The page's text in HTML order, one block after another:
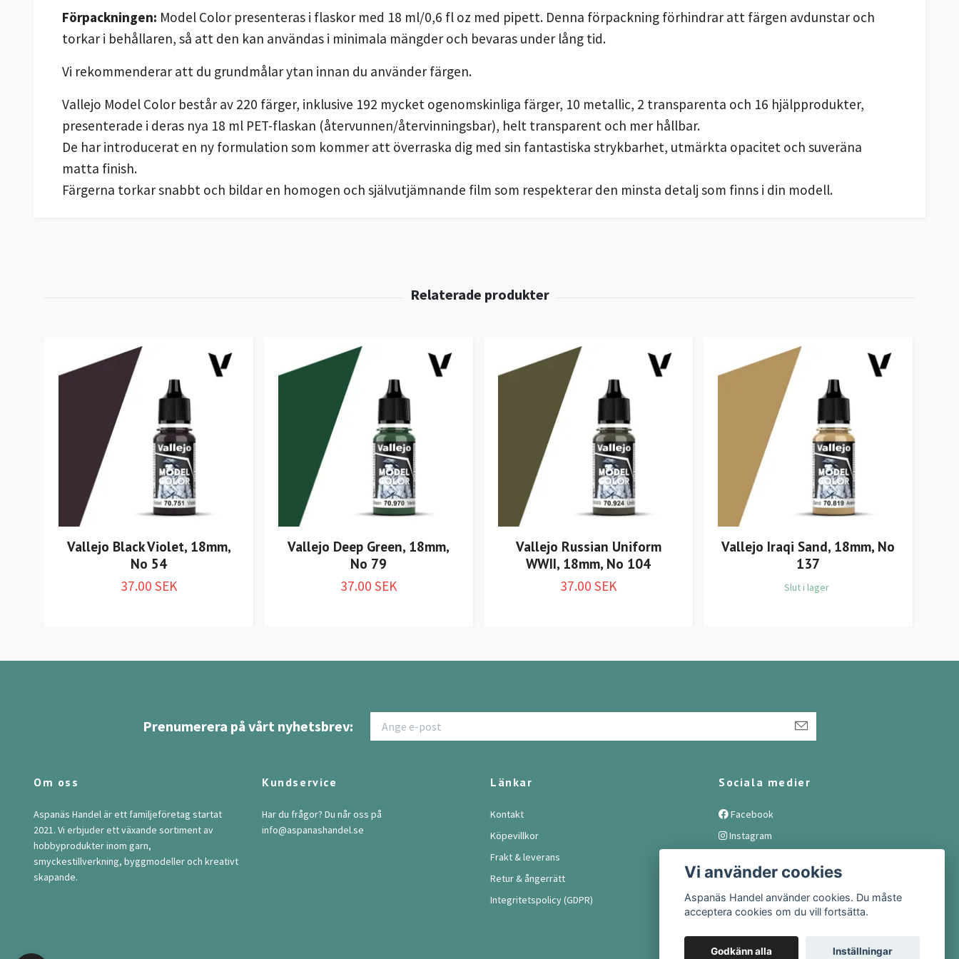
Förpackningen: Model Color presenteras i flaskor med 18 ml/0,6 fl oz med pipett. Denna förpackning förhindrar att färgen avdunstar och
torkar i behållaren, så att den kan användas i minimala mängder och bevaras under lång tid.
Vi rekommenderar att du grundmålar ytan innan du använder färgen.
Vallejo Model Color består av 220 färger, inklusive 192 mycket ogenomskinliga färger, 10 metallic, 2 transparenta och 16 hjälpprodukter,
presenterade i deras nya 18 ml PET-flaskan (återvunnen/återvinningsbar), helt transparent och mer hållbar.
De har introducerat en ny formulation som kommer att överraska dig med sin fantastiska strykbarhet, utmärkta opacitet och suveräna
matta finish.
Färgerna torkar snabbt och bildar en homogen och självutjämnande film som respekterar den minsta detalj som finns i din modell.
Vallejo Black Violet, 18mm,
No 54
37.00 SEK
Vallejo Deep Green, 18mm,
No 79
37.00 SEK
Vallejo Russian Uniform
WWII, 18mm, No 104
37.00 SEK
Vallejo Iraqi Sand, 18mm, No
137
Slut i lager
Prenumerera på vårt nyhetsbrev:
Om oss
Aspanäs Handel är ett familjeföretag startat
2021. Vi erbjuder ett växande sortiment av
hobbyprodukter inom garn,
smyckestillverkning, byggmodeller och kreativt
skapande.
Kundservice
Har du frågor? Du når oss på
info@aspanashandel.se
Länkar
Kontakt
Köpevillkor
Frakt & leverans
Retur & ångerrätt
Integritetspolicy (GDPR)
Sociala medier
Facebook
Instagram
Vi använder cookies
Aspanäs Handel använder cookies. Du måste
acceptera cookies om du vill fortsätta.
Godkänn alla Inställningar